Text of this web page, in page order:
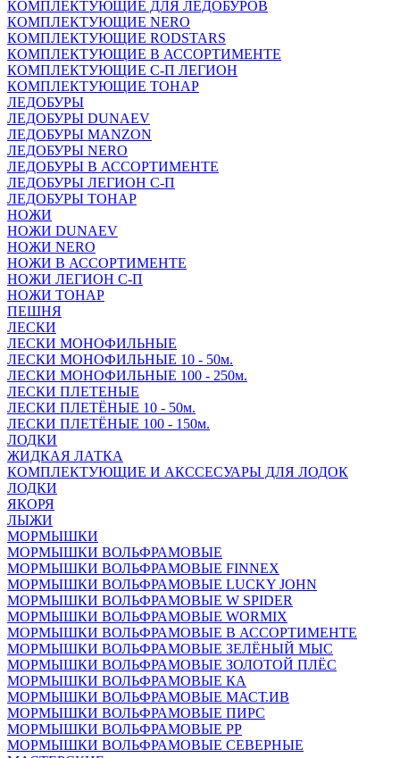
КОМПЛЕКТУЮЩИЕ ДЛЯ ЛЕДОБУРОВ
КОМПЛЕКТУЮЩИЕ NERO
КОМПЛЕКТУЮЩИЕ RODSTARS
КОМПЛЕКТУЮЩИЕ В АССОРТИМЕНТЕ
КОМПЛЕКТУЮЩИЕ С-П ЛЕГИОН
КОМПЛЕКТУЮЩИЕ ТОНАР
ЛЕДОБУРЫ
ЛЕДОБУРЫ DUNAEV
ЛЕДОБУРЫ MANZON
ЛЕДОБУРЫ NERO
ЛЕДОБУРЫ В АССОРТИМЕНТЕ
ЛЕДОБУРЫ ЛЕГИОН С-П
ЛЕДОБУРЫ ТОНАР
НОЖИ
НОЖИ DUNAEV
НОЖИ NERO
НОЖИ В АССОРТИМЕНТЕ
НОЖИ ЛЕГИОН С-П
НОЖИ ТОНАР
ПЕШНЯ
ЛЕСКИ
ЛЕСКИ МОНОФИЛЬНЫЕ
ЛЕСКИ МОНОФИЛЬНЫЕ 10 - 50м.
ЛЕСКИ МОНОФИЛЬНЫЕ 100 - 250м.
ЛЕСКИ ПЛЕТЕНЫЕ
ЛЕСКИ ПЛЕТЁНЫЕ 10 - 50м.
ЛЕСКИ ПЛЕТЁНЫЕ 100 - 150м.
ЛОДКИ
ЖИДКАЯ ЛАТКА
КОМПЛЕКТУЮЩИЕ И АКССЕСУАРЫ ДЛЯ ЛОДОК
ЛОДКИ
ЯКОРЯ
ЛЫЖИ
МОРМЫШКИ
МОРМЫШКИ ВОЛЬФРАМОВЫЕ
МОРМЫШКИ ВОЛЬФРАМОВЫЕ FINNEX
МОРМЫШКИ ВОЛЬФРАМОВЫЕ LUCKY JOHN
МОРМЫШКИ ВОЛЬФРАМОВЫЕ W SPIDER
МОРМЫШКИ ВОЛЬФРАМОВЫЕ WORMIX
МОРМЫШКИ ВОЛЬФРАМОВЫЕ В АССОРТИМЕНТЕ
МОРМЫШКИ ВОЛЬФРАМОВЫЕ ЗЕЛЁНЫЙ МЫС
МОРМЫШКИ ВОЛЬФРАМОВЫЕ ЗОЛОТОЙ ПЛЁС
МОРМЫШКИ ВОЛЬФРАМОВЫЕ КА
МОРМЫШКИ ВОЛЬФРАМОВЫЕ МАСТ.ИВ
МОРМЫШКИ ВОЛЬФРАМОВЫЕ ПИРС
МОРМЫШКИ ВОЛЬФРАМОВЫЕ РР
МОРМЫШКИ ВОЛЬФРАМОВЫЕ СЕВЕРНЫЕ